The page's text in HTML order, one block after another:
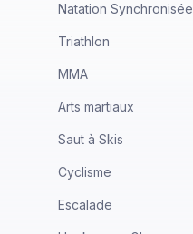
Natation Synchronisée
Triathlon
MMA
Arts martiaux
Saut à Skis
Cyclisme
Escalade